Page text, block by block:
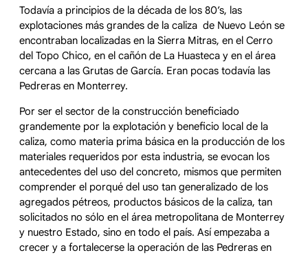
Todavía a principios de la década de los 80’s, las
explotaciones más grandes de la caliza de Nuevo León se
encontraban localizadas en la Sierra Mitras, en el Cerro
del Topo Chico, en el cañón de La Huasteca y en el área
cercana a las Grutas de García. Eran pocas todavía las
Pedreras en Monterrey.
Por ser el sector de la construcción beneficiado
grandemente por la explotación y beneficio local de la
caliza, como materia prima básica en la producción de los
materiales requeridos por esta industria, se evocan los
antecedentes del uso del concreto, mismos que permiten
comprender el porqué del uso tan generalizado de los
agregados pétreos, productos básicos de la caliza, tan
solicitados no sólo en el área metropolitana de Monterrey
y nuestro Estado, sino en todo el país. Así empezaba a
crecer y a fortalecerse la operación de las Pedreras en